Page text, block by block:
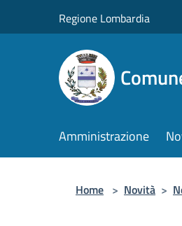
Regione Lombardia
Amministrazione
Home > Novità >